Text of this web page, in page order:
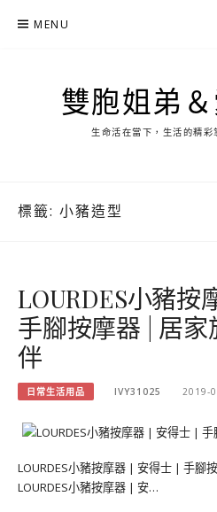
MENU
雙胞姐弟
生命活在當下，生活的精彩
標籤: 小豬造型
LOURDES小豬按
手腳按摩器 | 居
伴
日常生活用品 IVY31025 2019-
LOURDES小豬按摩器 | 安得士 | 手腳
LOURDES小豬按摩器 | 安…